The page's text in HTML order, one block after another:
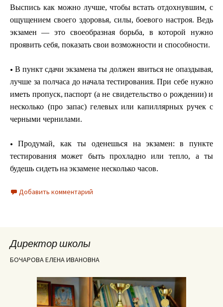
Выспись как можно лучше, чтобы встать отдохнувшим, с
ощущением своего здоровья, силы, боевого настроя. Ведь
экзамен — это своеобразная борьба, в которой нужно
проявить себя, показать свои возможности и способности.
• Впункт сдачи экзамена ты должен явитьсяне опаздывая,
лучше за полчаса до начала тестирования. При себе нужно
иметь пропуск, паспорт (а не свидетельство о рождении) и
несколько (про запас) гелевых или капиллярныхручек с
черными чернилами.
• Продумай, как ты оденешься на экзамен: в пункте
тестирования может быть прохладно или тепло, а ты
будешь сидетьна экзамене несколько часов.
Добавить комментарий
Директор школы
БОЧАРОВА ЕЛЕНА ИВАНОВНА